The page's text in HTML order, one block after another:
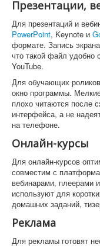
Презентации,
Для презентаций и
PowerPoint, Keynote и
формате. Запись
что такой файл удобно
YouTube.
Для обучающих
окно программы.
плохо читаются после
интерфейса, а не
на телефоне.
Онлайн-курсы
Для онлайн-курсов
совместим с
вебинарами, плеерами
используют для
домашних заданий,
Реклама
Для рекламы готовят